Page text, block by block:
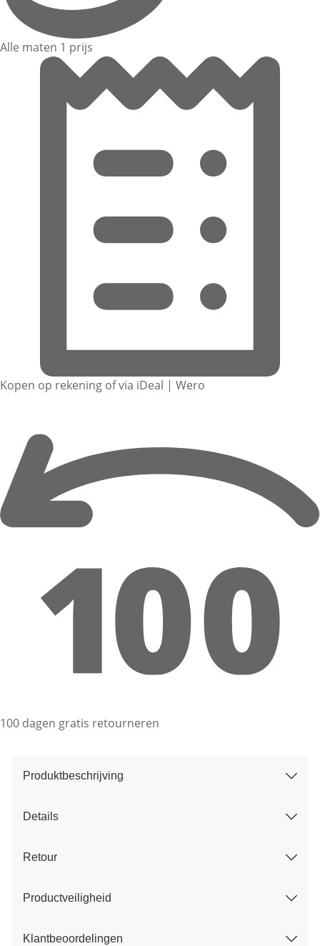
Alle maten 1 prijs
Kopen op rekening of via iDeal | Wero
100 dagen gratis retourneren
Produktbeschrijving
Details
Retour
Productveiligheid
Klantbeoordelingen